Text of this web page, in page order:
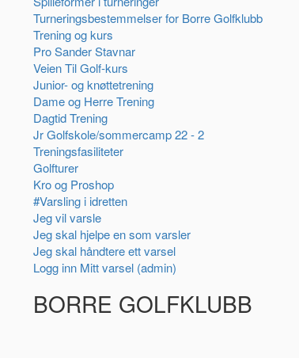
Turneringsbestemmelser for Borre Golfklubb
Trening og kurs
Pro Sander Stavnar
Veien Til Golf-kurs
Junior- og knøttetrening
Dame og Herre Trening
Dagtid Trening
Jr Golfskole/sommercamp 22 - 2
Treningsfasiliteter
Golfturer
Kro og Proshop
#Varsling i idretten
Jeg vil varsle
Jeg skal hjelpe en som varsler
Jeg skal håndtere ett varsel
Logg inn Mitt varsel (admin)
BORRE GOLFKLUBB